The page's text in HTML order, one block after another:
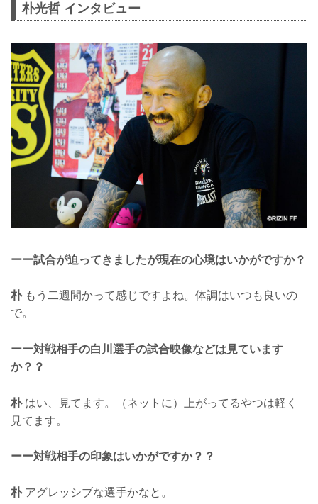
朴光哲 インタビュー
ーー試合が迫ってきましたが現在の心境はいかがですか？
朴もう二週間かって感じですよね。体調はいつも良いの
で。
ーー対戦相手の白川選手の試合映像などは見ています
か？？
朴はい、見てます。（ネットに）上がってるやつは軽く
見てます。
ーー対戦相手の印象はいかがですか？？
朴アグレッシブな選手かなと。